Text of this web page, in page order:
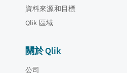
資料來源和目標
Qlik 區域
關於 Qlik
公司